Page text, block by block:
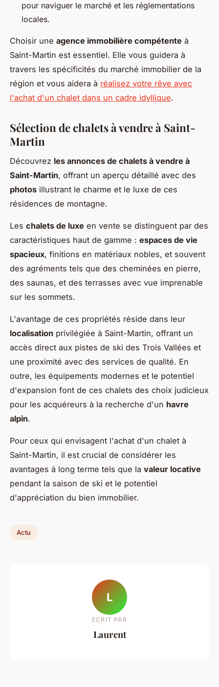
pour naviguer le marché et les réglementations
locales.
Choisir une agence immobilière compétente à
Saint-Martin est essentiel. Elle vous guidera à
travers les spécificités du marché immobilier de la
région et vous aidera à réalisez votre rêve avec
l'achat d'un chalet dans un cadre idyllique.
Sélection de chalets à vendre à Saint-
Martin
Découvrez les annonces de chalets à vendre à
Saint-Martin, offrant un aperçu détaillé avec des
photos illustrant le charme et le luxe de ces
résidences de montagne.
Les chalets de luxe en vente se distinguent par des
caractéristiques haut de gamme : espaces de vie
spacieux, finitions en matériaux nobles, et souvent
des agréments tels que des cheminées en pierre,
des saunas, et des terrasses avec vue imprenable
sur les sommets.
L'avantage de ces propriétés réside dans leur
localisation privilégiée à Saint-Martin, offrant un
accès direct aux pistes de ski des Trois Vallées et
une proximité avec des services de qualité. En
outre, les équipements modernes et le potentiel
d'expansion font de ces chalets des choix judicieux
pour les acquéreurs à la recherche d'un havre
alpin.
Pour ceux qui envisagent l'achat d'un chalet à
Saint-Martin, il est crucial de considérer les
avantages à long terme tels que la valeur locative
pendant la saison de ski et le potentiel
d'appréciation du bien immobilier.
Actu
L
ECRIT PAR
Laurent